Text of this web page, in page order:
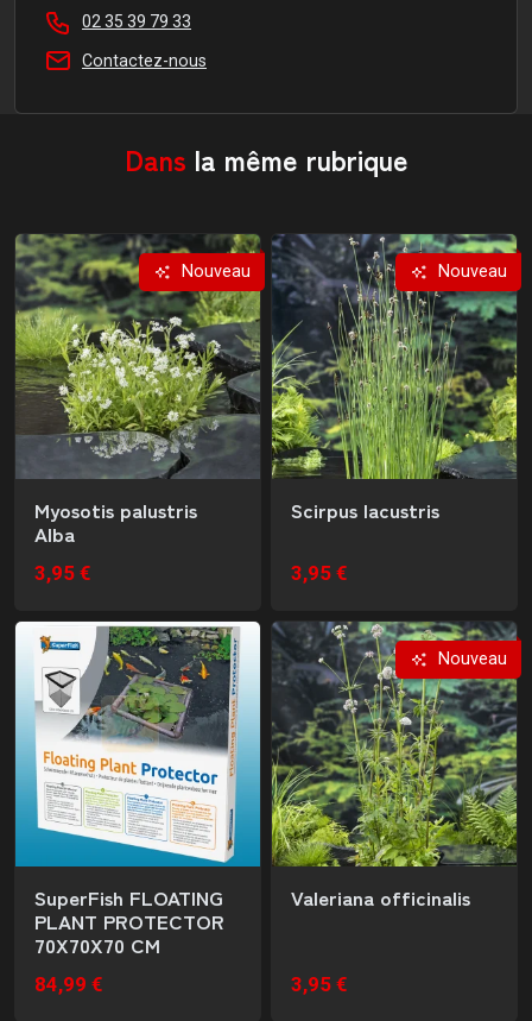
02 35 39 79 33
Contactez-nous
Dans la même rubrique
Nouveau
Myosotis palustris
Alba
3,95 €
Nouveau
Scirpus lacustris
3,95 €
SuperFish FLOATING
PLANT PROTECTOR
70X70X70 CM
84,99 €
Nouveau
Valeriana officinalis
3,95 €